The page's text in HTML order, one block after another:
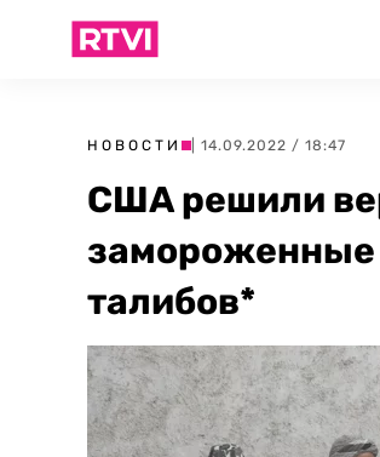
НОВОСТИ | 14.09.2022 / 18:47
США решили
замороженные
талибов*